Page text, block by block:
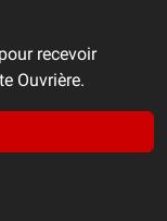
recevoir
Ouvrière.